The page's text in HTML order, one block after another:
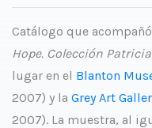
Catálogo que
Hope. Colección
lugar en el Blanton
2007) y la Grey Art
2007). La muestra, al